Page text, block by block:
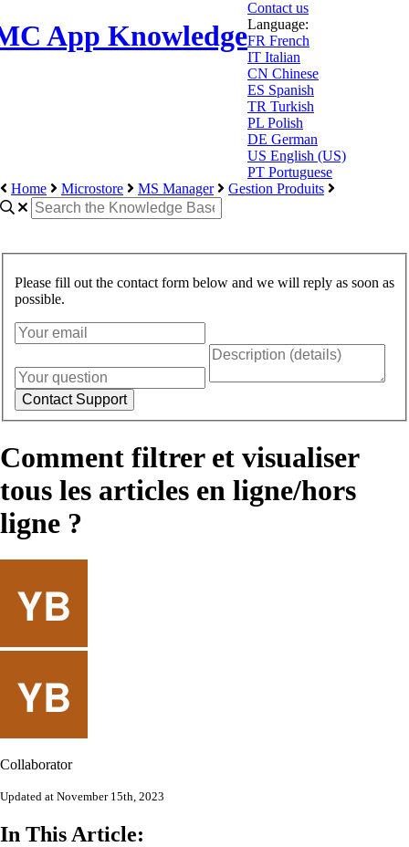
App Knowledge
Contact us
Language:
FR French
IT Italian
CN Chinese
ES Spanish
TR Turkish
PL Polish
DE German
US English (US)
PT Portuguese
Home
Microstore MS Manager Gestion Produits
Please fill out the contact form below and we will reply as soon as
possible.
Comment filtrer et visualiser
tous les articles en ligne/hors
ligne ?
Collaborator
Updated at November 15th, 2023
In This Article: